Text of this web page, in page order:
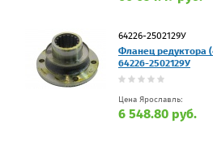
64226-2502129У
Фланец редуктора
64226-2502129У
Цена Ярославль:
6 548.80 руб.